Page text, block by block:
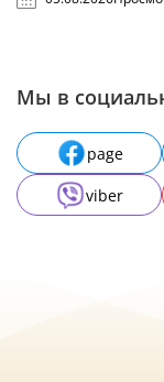
Мы в
page
viber